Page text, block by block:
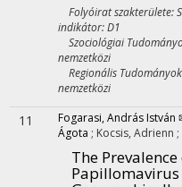
Folyóirat szakterülete:
indikátor: D1
Szociológiai
nemzetközi
Regionális
nemzetközi
11 Fogarasi, András István
Ágota ; Kocsis, Adrienn ;
The